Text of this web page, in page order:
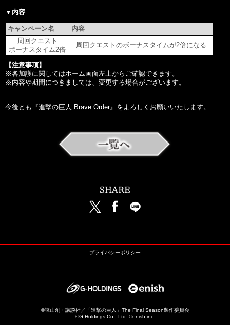
▼内容
キャンペーン名
内容
周回クエスト
ボーナスタイム2倍
周回クエストのボーナスタイムが2倍になる
【注意事項】
※各加護に関してはホーム画面左上からご確認できます。
※内容や期間につきましては、変更する場合がございます。
今後とも『進撃の巨人 Brave Order』をよろしくお願いいたします。
プライバシーポリシー
©諫山創・講談社／「進撃の巨人」The Final Season製作委員会
©G Holdings Co., Ltd. ©enish,inc.